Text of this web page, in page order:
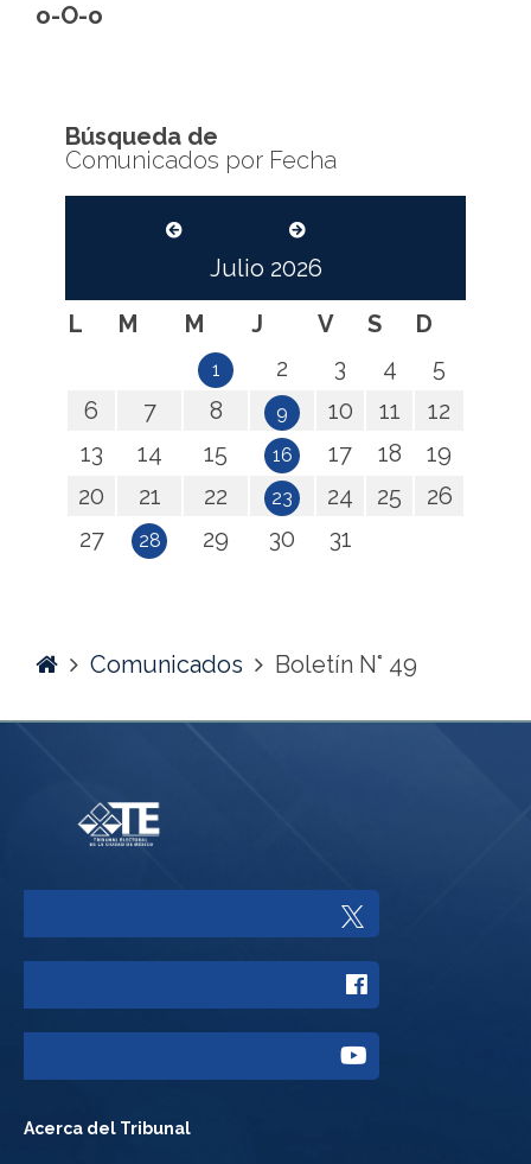
o-O-o
Búsqueda de
Comunicados por Fecha
Julio 2026
L
M M J V S D
1 2 3 4
5
6
7 8 9 10 11
12
13
14 15 16 17 18
19
20
21 22 23 24 25
26
27
28 29 30 31
HomeComunicados Boletín N° 49
a
Twitter
a
Facebook
Acerca del Tribunal